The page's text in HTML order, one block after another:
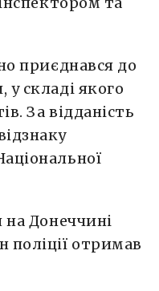
приєднався до
складі якого
За відданість
на Донеччині
поліції отримав